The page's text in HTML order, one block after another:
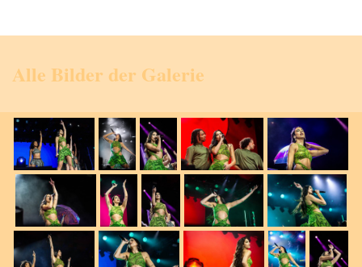
Alle Bilder der Galerie